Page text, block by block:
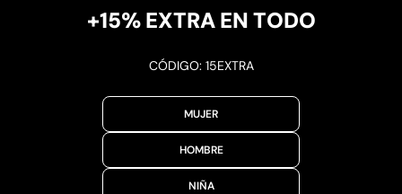
+15% EXTRA EN TODO
CÓDIGO: 15EXTRA
MUJER
HOMBRE
NIÑA